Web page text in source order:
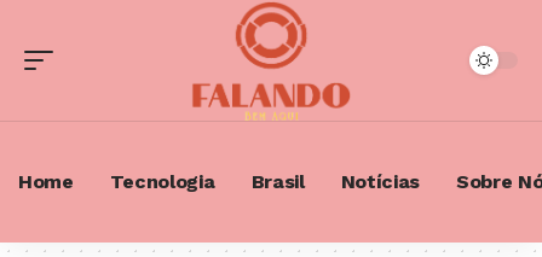
Home Tecnologia Brasil Notícias Sobre